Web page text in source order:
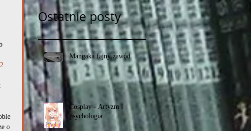
.
o
Ostatnie posty
Mangaka fajny zawód
Cosplay - Artyzm i
psychologia